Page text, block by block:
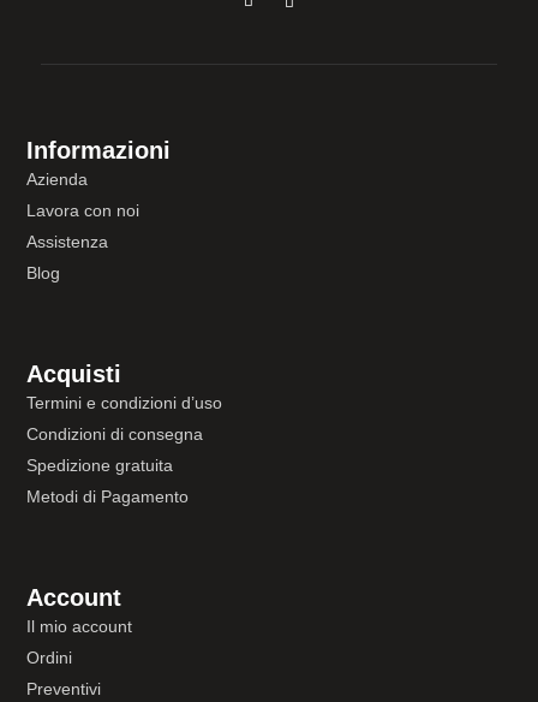
Informazioni
Azienda
Lavora con noi
Assistenza
Blog
Acquisti
Termini e condizioni d’uso
Condizioni di consegna
Spedizione gratuita
Metodi di Pagamento
Account
Il mio account
Ordini
Preventivi